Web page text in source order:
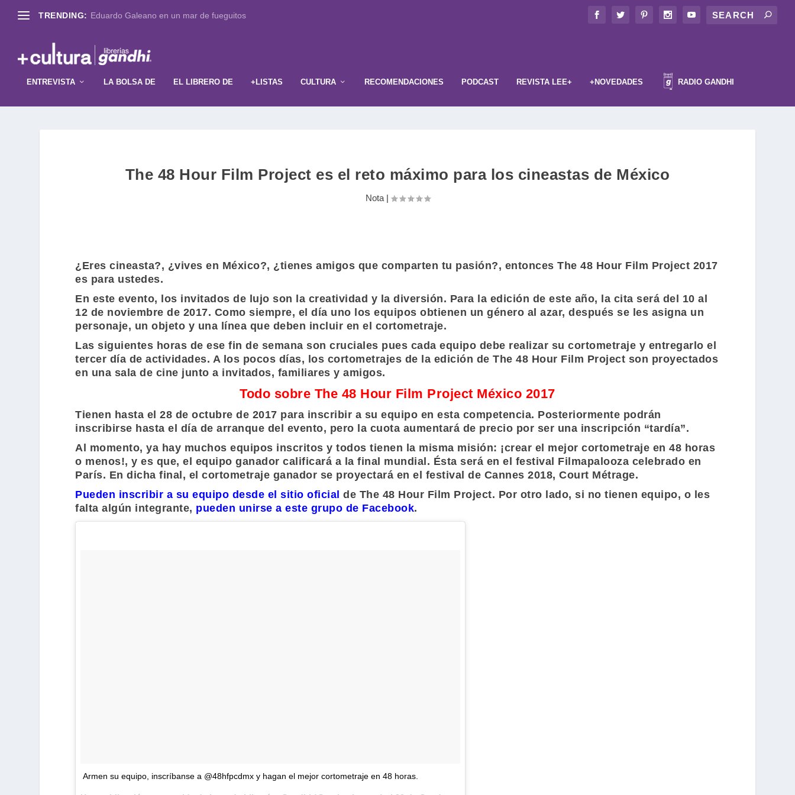
TRENDING: Eduardo Galeano en un mar de fueguitos
ENTREVISTA LA BOLSA DE EL LIBRERO DE +LISTAS CULTURA RECOMENDACIONES PODCAST REVISTA LEE+ +NOVEDADES RADIO GANDHI
The 48 Hour Film Project es el reto máximo para los cineastas de México
Nota|
¿Eres cineasta?, ¿vives en México?, ¿tienes amigos que comparten tu pasión?, entoncesThe 48 Hour Film Project 2017
es para ustedes.
En este evento, los invitados de lujo son la creatividad y la diversión. Para la edición de este año, la cita será del 10 al
12 de noviembre de 2017. Como siempre, el día uno los equipos obtienen un género al azar, después se les asigna un
personaje, un objeto y una línea que deben incluir en el cortometraje.
Las siguientes horas de ese fin de semana son cruciales pues cada equipo debe realizar su cortometraje y entregarlo el
tercer día de actividades. A los pocos días, los cortometrajes de la edición deThe 48 Hour Film Project son proyectados
en una sala de cine junto a invitados, familiares y amigos.
Todo sobre The 48 Hour Film Project México 2017
Tienen hasta el 28 de octubre de 2017 para inscribir a su equipo en esta competencia. Posteriormente podrán
inscribirse hasta el día de arranque del evento, pero la cuota aumentará de precio por ser una inscripción “tardía”.
Al momento, ya hay muchos equipos inscritos y todos tienen la misma misión: ¡crear el mejor cortometraje en 48 horas
o menos!, y es que, el equipo ganador calificará a la final mundial. Ésta será en el festival Filmapalooza celebrado en
París. En dicha final, el cortometraje ganador se proyectará en el festival de Cannes 2018, Court Métrage.
Pueden inscribir a su equipo desde el sitio oficial de The 48 Hour Film Project. Por otro lado, si no tienen equipo, o les
falta algún integrante, pueden unirse a este grupo de Facebook.
Armen su equipo, inscríbanse a @48hfpcdmx y hagan el mejor cortometraje en 48 horas.